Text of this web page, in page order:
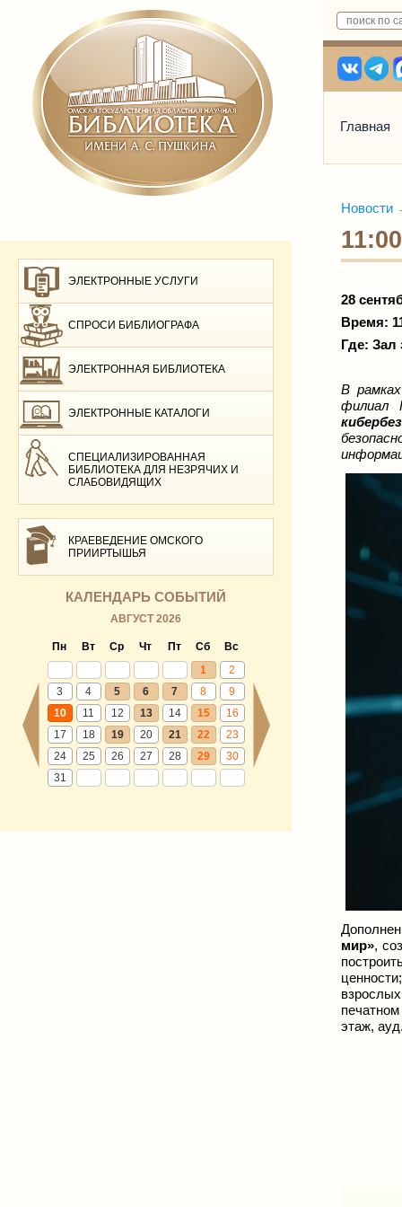
Главная
ЭЛЕКТРОННЫЕ УСЛУГИ
СПРОСИ БИБЛИОГРАФА
ЭЛЕКТРОННАЯ БИБЛИОТЕКА
ЭЛЕКТРОННЫЕ КАТАЛОГИ
СПЕЦИАЛИЗИРОВАННАЯ
БИБЛИОТЕКА ДЛЯ НЕЗРЯЧИХ И
СЛАБОВИДЯЩИХ
КРАЕВЕДЕНИЕ ОМСКОГО
ПРИИРТЫШЬЯ
КАЛЕНДАРЬ СОБЫТИЙ
АВГУСТ 2026
Пн Вт Ср Чт Пт Сб
Вс
1
2
3
4 5 6 7 8
9
10
11 12 13 14 15
16
17
18 19 20 21 22
23
24
25 26 27 28 29
30
31
Новости
28
Время:
Где: Зал
В
филиал
мир»,
этаж,